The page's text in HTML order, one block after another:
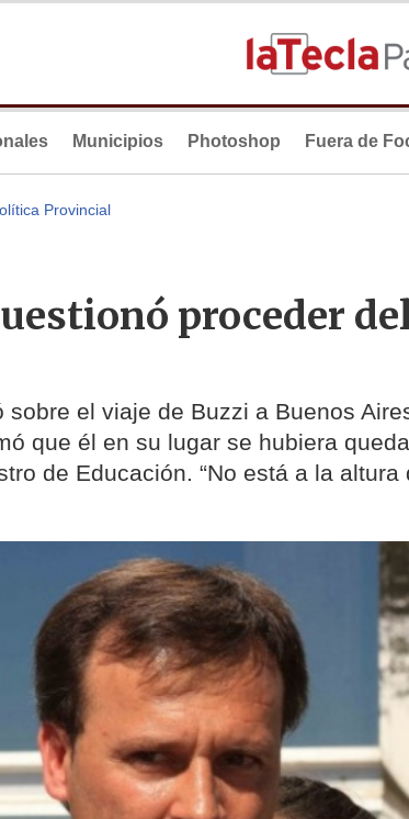
Municipios Photoshop Fuera de
Provincial
proceder
sobre el viaje de Buzzi a Buenos
que él en su lugar se hubiera
de Educación. “No está a la altura